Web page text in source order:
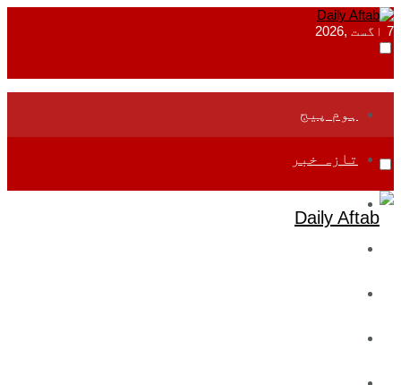
7 اگست ,2026
ہوم پیج
تازہ خبر